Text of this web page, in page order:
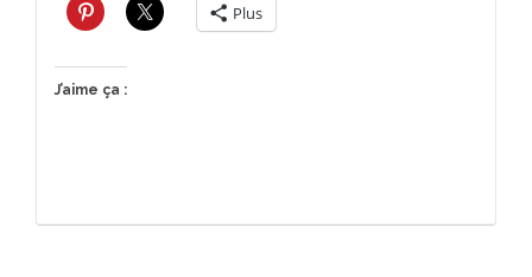
Plus
J’aime ça :